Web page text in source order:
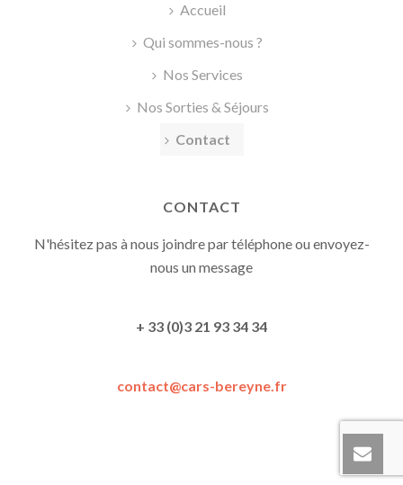
Accueil
Qui sommes-nous ?
Nos Services
Nos Sorties & Séjours
Contact
CONTACT
N'hésitez pas à nous joindre par téléphone ou envoyez-
nous un message
+ 33 (0)3 21 93 34 34
contact@cars-bereyne.fr